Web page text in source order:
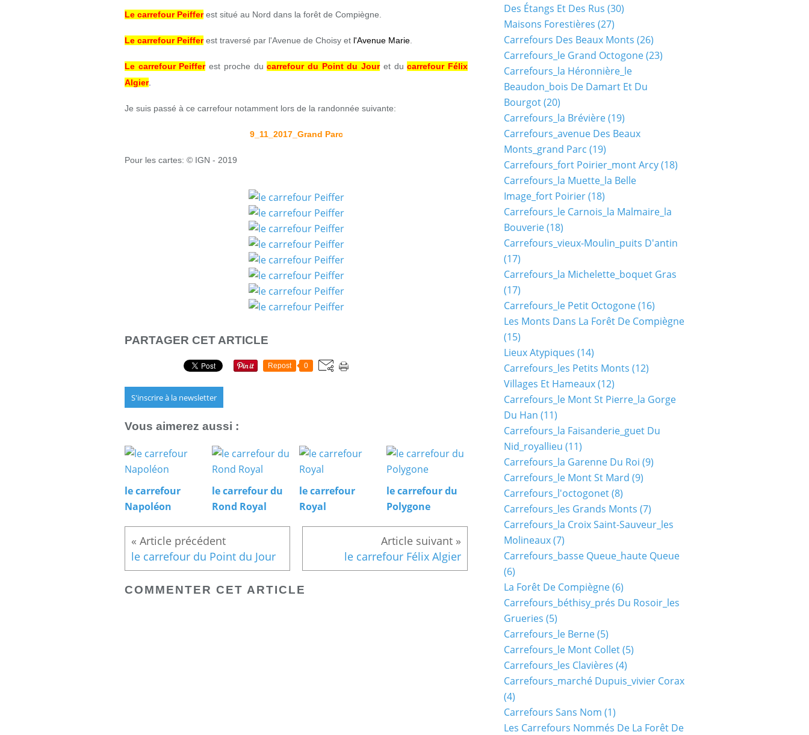
Le carrefour Peifferest situé au Nord dans la forêt de Compiègne.
Le carrefour Peifferest traversé par l'Avenue de Choisy et l'Avenue Marie
Le carrefour Peifferest proche ducarrefour du Point du Jouret ducarrefour Félix
Algier.
Je suis passé à ce carrefour notamment lors de la randonnée suivante:
9_11_2017_Grand Parc
Pour les cartes: © IGN - 2019
PARTAGER CET ARTICLE
Repost 0
S'inscrire à la newsletter
Vous aimerez aussi :
le carrefour
Napoléon
le carrefour du
Rond Royal
le carrefour
Royal
le carrefour du
Polygone
le carrefour du Point du Jour le carrefour Félix Algier
COMMENTER CET ARTICLE
Des Étangs Et Des Rus (30)
Maisons Forestières (27)
Carrefours Des Beaux Monts (26)
Carrefours_le Grand Octogone(23)
Carrefours_la Héronnière_le
Beaudon_bois De Damart Et Du
Bourgot(20)
Carrefours_la Brévière(19)
Carrefours_avenue Des Beaux
Monts_grand Parc (19)
Carrefours_fort Poirier_mont Arcy(18)
Carrefours_la Muette_la Belle
Image_fort Poirier(18)
Carrefours_le Carnois_la Malmaire_la
Bouverie(18)
Carrefours_vieux-Moulin_puits D'antin
(17)
Carrefours_la Michelette_boquet Gras
(17)
Carrefours_le Petit Octogone(16)
Les Monts Dans La Forêt De Compiègne
(15)
Lieux Atypiques (14)
Carrefours_les Petits Monts (12)
Villages Et Hameaux(12)
Carrefours_le Mont St Pierre_la Gorge
Du Han (11)
Carrefours_la Faisanderie_guet Du
Nid_royallieu (11)
Carrefours_la Garenne Du Roi (9)
Carrefours_le Mont St Mard (9)
Carrefours_l'octogonet(8)
Carrefours_les Grands Monts (7)
Carrefours_la Croix Saint-Sauveur_les
Molineaux(7)
Carrefours_basse Queue_haute Queue
(6)
La Forêt De Compiègne(6)
Carrefours_béthisy_prés Du Rosoir_les
Grueries (5)
Carrefours_le Berne(5)
Carrefours_le Mont Collet(5)
Carrefours_les Clavières (4)
Carrefours_marché Dupuis_vivier Corax
(4)
Carrefours Sans Nom (1)
Les Carrefours Nommés De La Forêt De